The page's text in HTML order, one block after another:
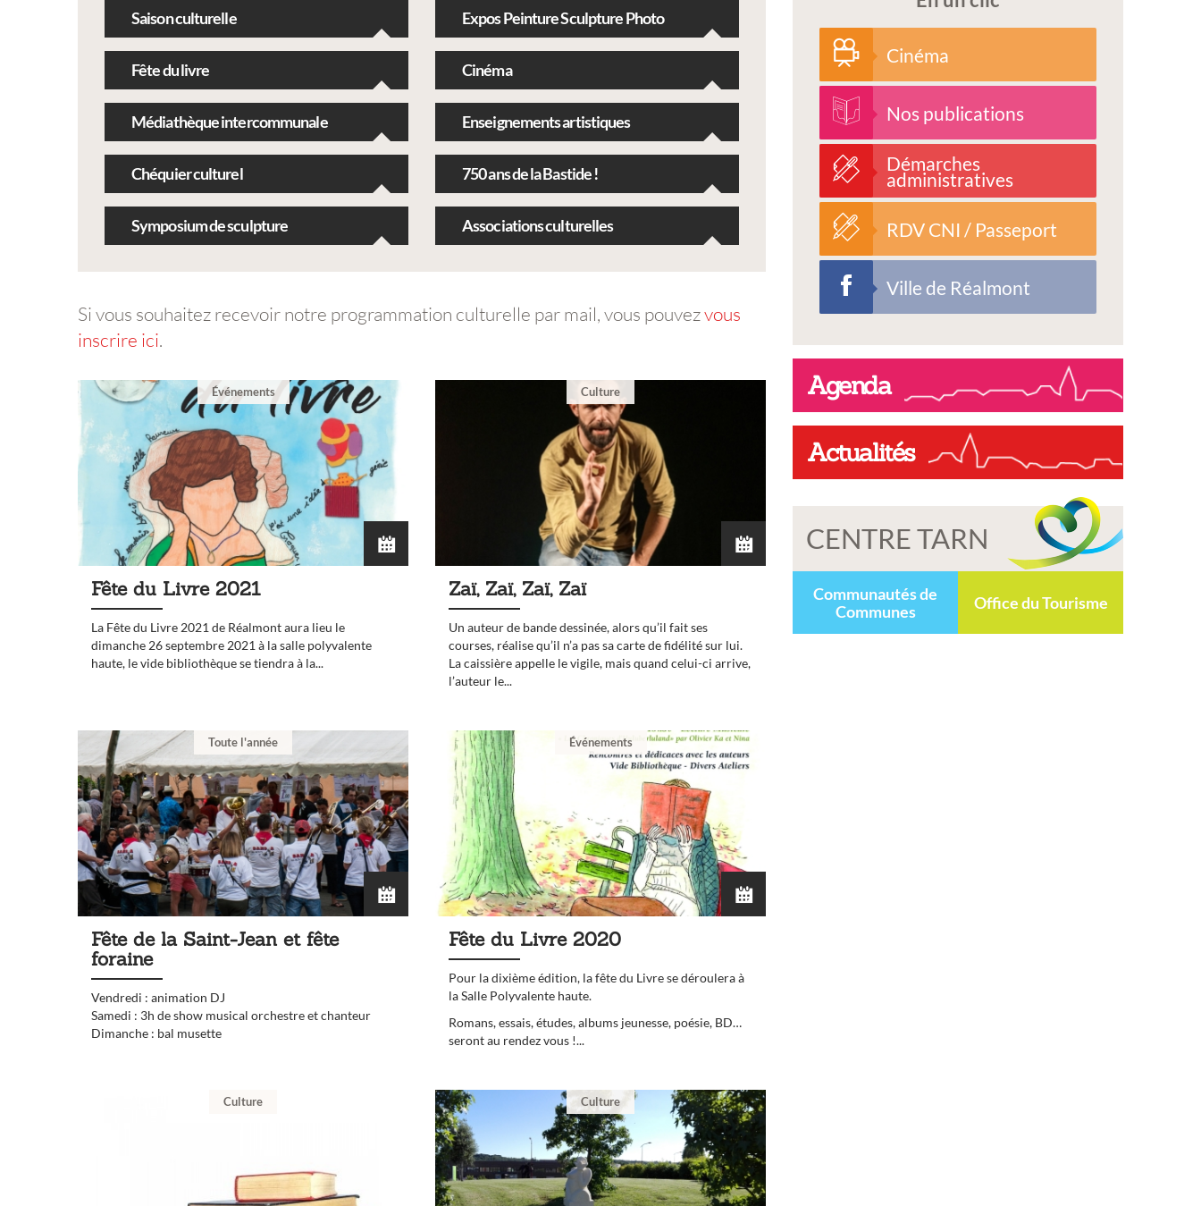
Saison culturelle Expos Peinture Sculpture Photo
Fête du livre Cinéma
Médiathèque intercommunale Enseignements artistiques
Chéquier culturel 750 ans de la Bastide !
Symposium de sculpture Associations culturelles
Si vous souhaitez recevoir notre programmation culturelle par mail, vous pouvezvous
inscrire ici.
Événements
Fête du Livre 2021
La Fête du Livre 2021 de Réalmont aura lieu le
dimanche 26 septembre 2021 à la salle polyvalente
haute, le vide bibliothèque se tiendra à la...
Culture
Zaï, Zaï, Zaï, Zaï
Un auteur de bande dessinée, alors qu’il fait ses
courses, réalise qu’il n’a pas sa carte de fidélité sur lui.
La caissière appelle le vigile, mais quand celui-ci arrive,
l’auteur le...
Toute l'année
Fête de la Saint-Jean et fête
foraine
Vendredi : animation DJ
Samedi : 3h de show musical orchestre et chanteur
Dimanche : bal musette
Événements
Fête du Livre 2020
Pour la dixième édition, la fête du Livre se déroulera à
la Salle Polyvalente haute.
Romans, essais, études, albums jeunesse, poésie, BD…
seront au rendez vous !...
Culture Culture
Cinéma
Nos publications
Démarches
administratives
RDV CNI / Passeport
Ville de Réalmont
Agenda
Actualités
CENTRE TARN
Communautés de
Communes
Office du Tourisme